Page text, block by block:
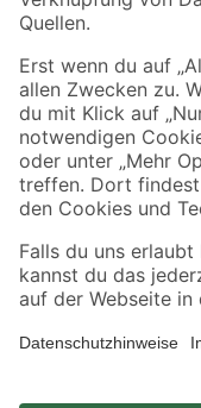
Sicher einkaufen
Jetzt die toom-App
Alle Preisangaben in EUR inkl.
Umständen nicht in allen
Produkte nur solange der Vorrat
*Paketversand ab 59 €